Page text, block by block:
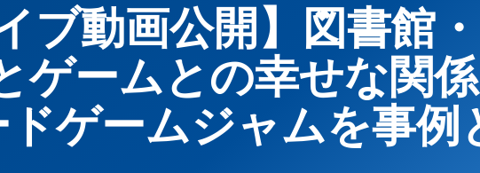
ブ動画公開】図書館
ゲームとの幸せな関
ドゲームジャムを事例